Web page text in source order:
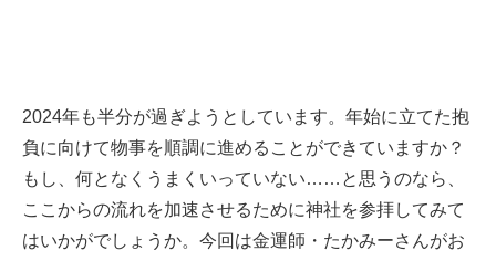
2024年も半分が過ぎようとしています。年始に立てた抱
負に向けて物事を順調に進めることができていますか？
もし、何となくうまくいっていない……と思うのなら、
ここからの流れを加速させるために神社を参拝してみて
はいかがでしょうか。今回は金運師・たかみーさんがお